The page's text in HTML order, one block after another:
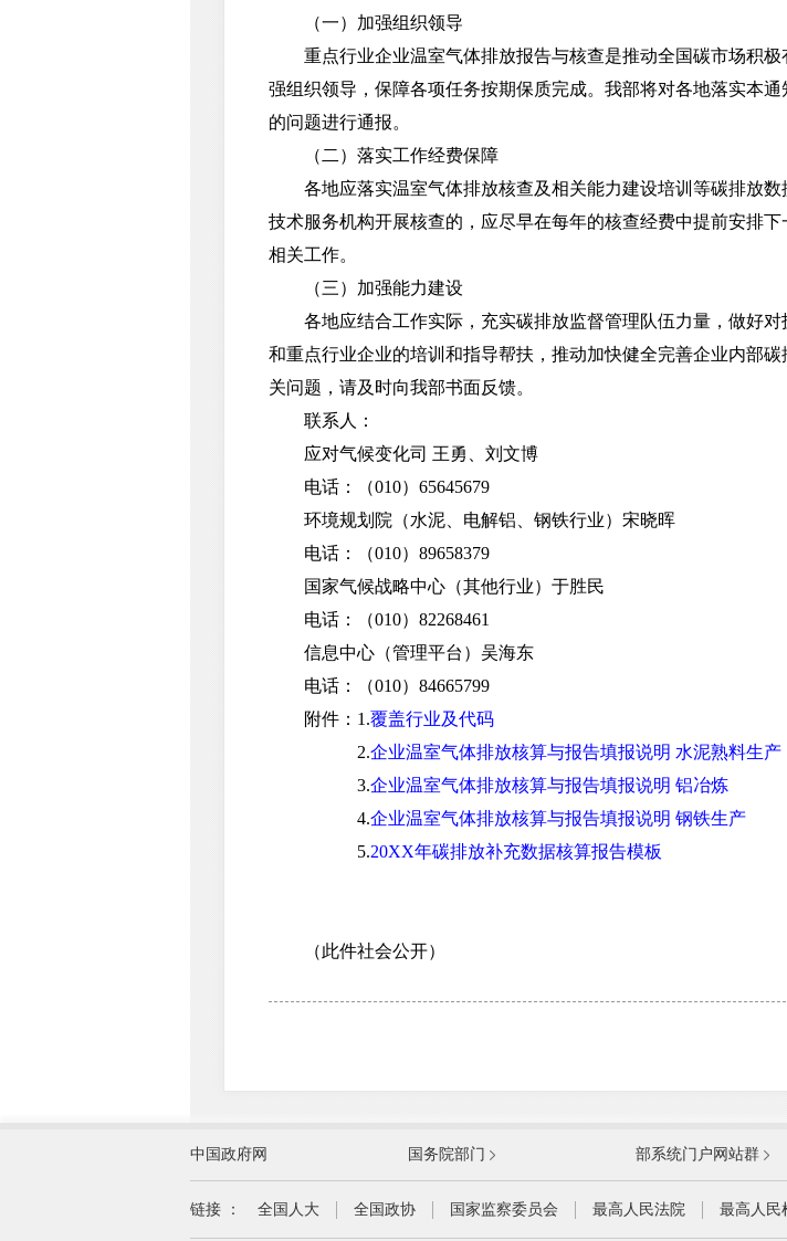
（一）加强组织领导
重点行业企业温室气体排放报告与核查是推动全国碳市场积极
强组织领导，保障各项任务按期保质完成。我部将对各地落实本
的问题进行通报。
（二）落实工作经费保障
各地应落实温室气体排放核查及相关能力建设培训等碳排放数
技术服务机构开展核查的，应尽早在每年的核查经费中提前安排
相关工作。
（三）加强能力建设
各地应结合工作实际，充实碳排放监督管理队伍力量，做好对
和重点行业企业的培训和指导帮扶，推动加快健全完善企业内部
关问题，请及时向我部书面反馈。
联系人：
应对气候变化司 王勇、刘文博
电话：（010）65645679
环境规划院（水泥、电解铝、钢铁行业）宋晓晖
电话：（010）89658379
国家气候战略中心（其他行业）于胜民
电话：（010）82268461
信息中心（管理平台）吴海东
电话：（010）84665799
附件：1.覆盖行业及代码
2.企业温室气体排放核算与报告填报说明 水泥熟料生产
3.企业温室气体排放核算与报告填报说明 铝冶炼
4.企业温室气体排放核算与报告填报说明 钢铁生产
5.20XX年碳排放补充数据核算报告模板
（此件社会公开）
外交部 国防部
国家民族事务委员会
公安部
司法部
财政部
中国政府网 国务院部门 部系统门户网站群
链接 ： 全国人大 全国政协 国家监察委员会 最高人民法院 最高人民